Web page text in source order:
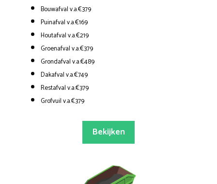
Bouwafval v.a.€379
Puinafval v.a.€169
Houtafval v.a.€219
Groenafval v.a.€379
Grondafval v.a.€489
Dakafval v.a.€749
Restafval v.a.€379
Grofvuil v.a.€379
Bekijken